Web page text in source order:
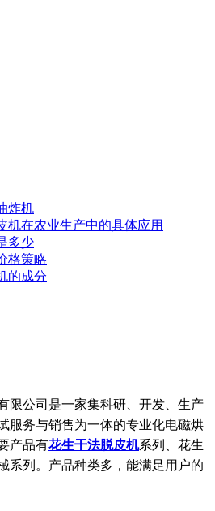
炸机
机在农业生产中的具体应用
多少
格策略
的成分
公司是一家集科研、开发、生产
服务与销售为一体的专业化电磁烘
产品有花生干法脱皮机系列、花生
系列。产品种类多，能满足用户的